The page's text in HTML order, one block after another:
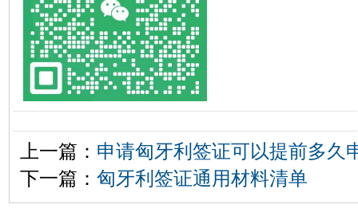
上一篇： 申请匈牙利签证可以提前多久
下一篇： 匈牙利签证通用材料清单